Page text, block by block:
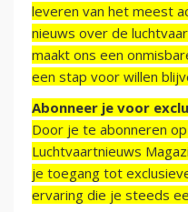
leveren van het meest
nieuws over de
maakt ons een
een stap voor willen
Abonneer je voor
Door je te abonneren
Luchtvaartnieuws
je toegang tot
ervaring die je steeds